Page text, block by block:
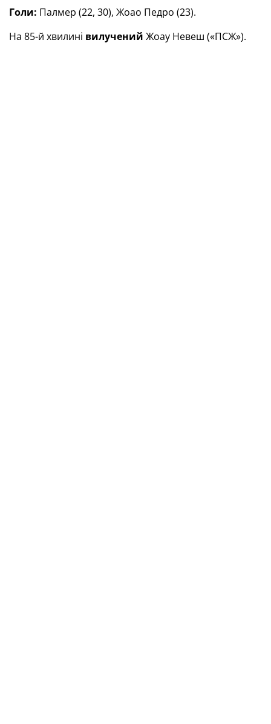
Голи: Палмер (22, 30), Жоао Педро (23).
На 85-й хвилині вилучений Жоау Невеш («ПСЖ»).